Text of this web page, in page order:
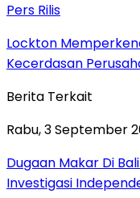
Pers Rilis
Lockton
Kecerdasan
Berita Terkait
Rabu, 3 September
Dugaan Makar Di
Investigasi